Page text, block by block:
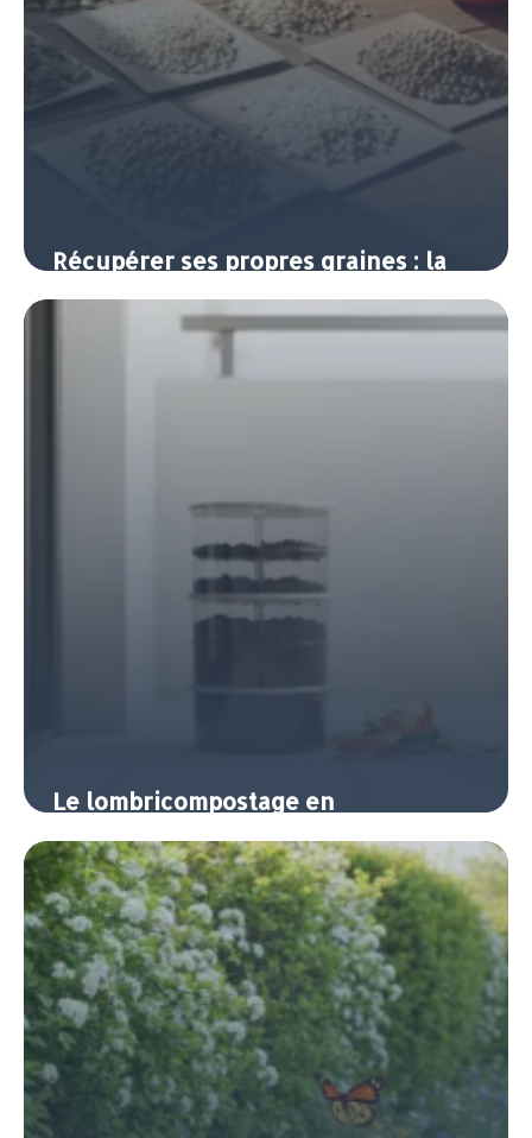
Récupérer ses propres graines : la
semence au potager
Le lombricompostage en
appartement : composter sans jardin
7 juin 2026